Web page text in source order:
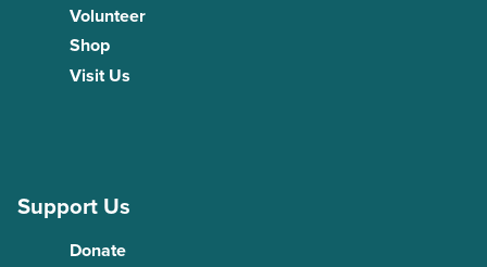
Volunteer
Shop
Visit Us
Support Us
Donate